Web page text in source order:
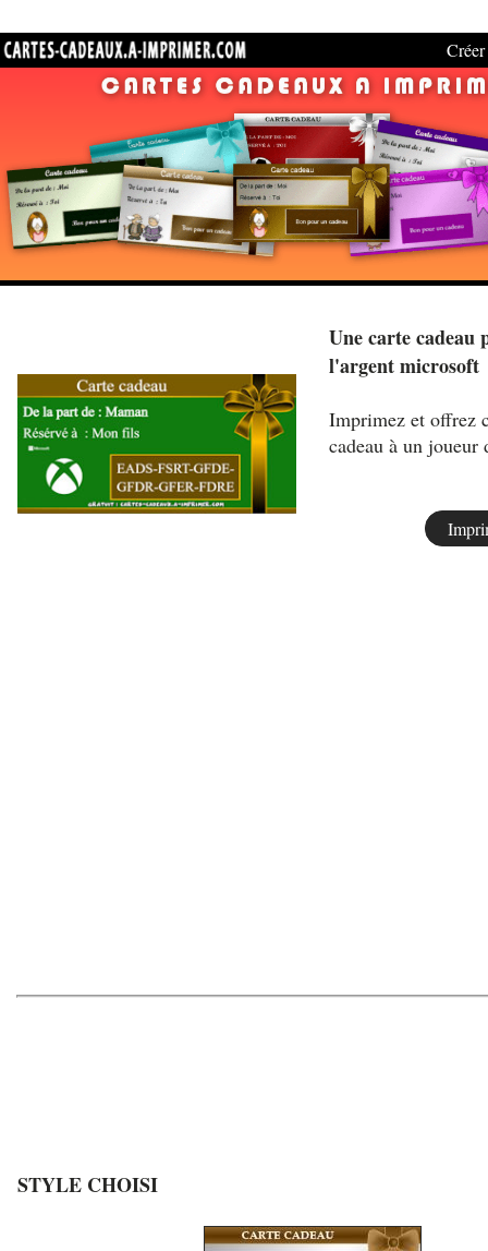
Créer
Une carte
l'argent microsoft
Imprimez et offrez
cadeau à un joueur
STYLE CHOISI